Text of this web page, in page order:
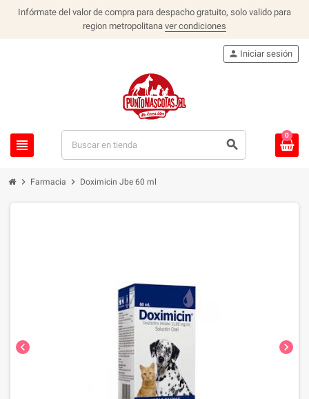
Infórmate del valor de compra para despacho gratuito, solo valido para
region metropolitana ver condiciones
view_headline search
person Iniciar sesión
0
chevron_right Farmacia chevron_right Doximicin Jbe 60 ml
chevron_left chevron_right